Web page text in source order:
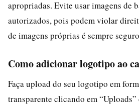
apropriadas. Evite usar imagens de
autorizados, pois podem violar
de imagens próprias é sempre
Como adicionar logotipo ao
Faça upload do seu logotipo em
transparente clicando em “Uploads”